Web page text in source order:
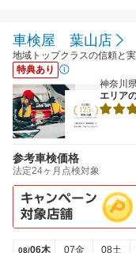
車検屋 葉山店
地域トップクラスの信頼と
特典あり
神奈川
エリア
参考車検価格
法定24ヶ月点検対象
08/06木 07金 08土